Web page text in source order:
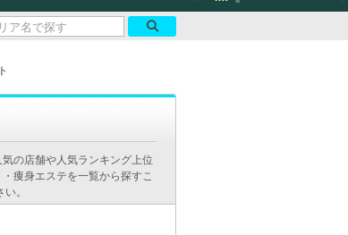
の店舗や人気ランキング上位
痩身エステを一覧から探すこ
。